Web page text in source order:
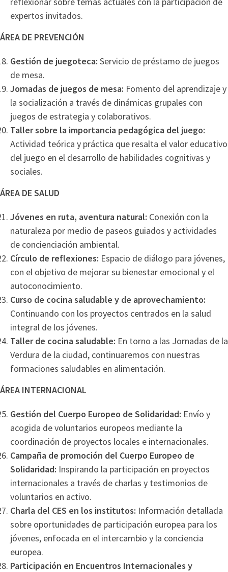
expertos invitados.
ÁREA DE PREVENCIÓN
Gestión de juegoteca: Servicio de préstamo de juegos
de mesa.
Jornadas de juegos de mesa: Fomento del aprendizaje y
la socialización a través de dinámicas grupales con
juegos de estrategia y colaborativos.
Taller sobre la importancia pedagógica del juego:
Actividad teórica y práctica que resalta el valor educativo
del juego en el desarrollo de habilidades cognitivas y
sociales.
ÁREA DE SALUD
Jóvenes en ruta, aventura natural: Conexión con la
naturaleza por medio de paseos guiados y actividades
de concienciación ambiental.
Círculo de reflexiones: Espacio de diálogo para jóvenes,
con el objetivo de mejorar su bienestar emocional y el
autoconocimiento.
Curso de cocina saludable y de aprovechamiento:
Continuando con los proyectos centrados en la salud
integral de los jóvenes.
Taller de cocina saludable: En torno a las Jornadas de la
Verdura de la ciudad, continuaremos con nuestras
formaciones saludables en alimentación.
ÁREA INTERNACIONAL
Gestión del Cuerpo Europeo de Solidaridad: Envío y
acogida de voluntarios europeos mediante la
coordinación de proyectos locales e internacionales.
Campaña de promoción del Cuerpo Europeo de
Solidaridad: Inspirando la participación en proyectos
internacionales a través de charlas y testimonios de
voluntarios en activo.
Charla del CES en los institutos: Información detallada
sobre oportunidades de participación europea para los
jóvenes, enfocada en el intercambio y la conciencia
europea.
Participación en Encuentros Internacionales y